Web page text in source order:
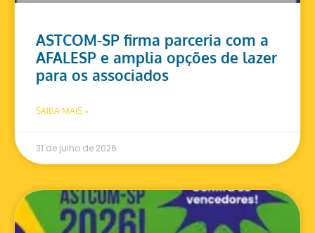
ASTCOM-SP firma parceria com a
AFALESP e amplia opções de lazer
para os associados
SAIBA MAIS »
31 de julho de 2026